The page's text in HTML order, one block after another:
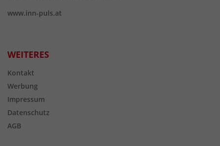
www.inn-puls.at
WEITERES
Kontakt
Werbung
Impressum
Datenschutz
AGB